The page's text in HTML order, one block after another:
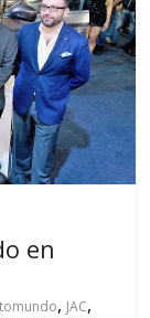
en
, JAC,